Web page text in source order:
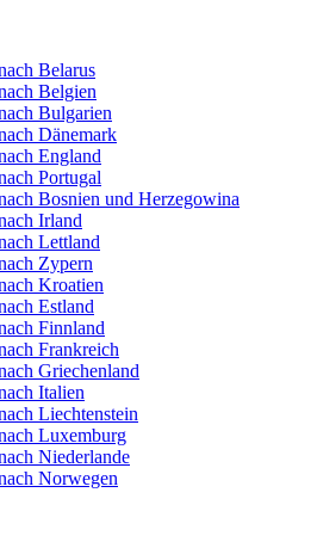
Belarus
Belgien
Bulgarien
Dänemark
England
Portugal
Bosnien und Herzegowina
Irland
Lettland
Zypern
Kroatien
Estland
Finnland
Frankreich
Griechenland
Italien
Liechtenstein
Luxemburg
Niederlande
Norwegen